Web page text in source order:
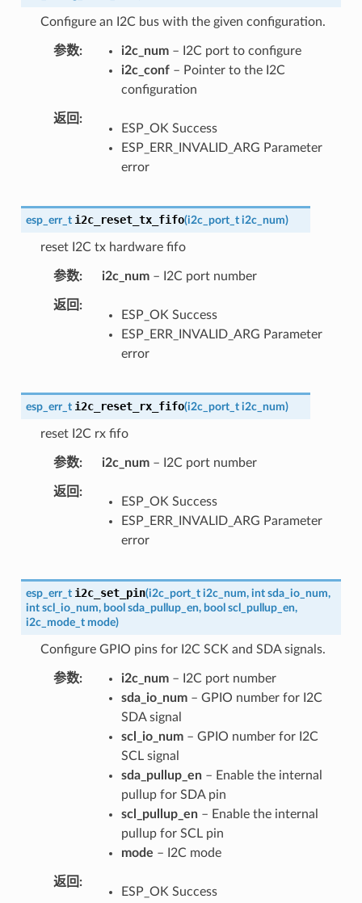
Configure an I2C bus with the given configuration.
参数 i2c_num– I2C port to configure
i2c_conf– Pointer to the I2C
configuration
返回
ESP_OK Success
ESP_ERR_INVALID_ARG Parameter
error
esp_err_t i2c_reset_tx_fifo(i2c_port_t i2c_num)
reset I2C tx hardware fifo
参数 i2c_num– I2C port number
返回
ESP_OK Success
ESP_ERR_INVALID_ARG Parameter
error
esp_err_t i2c_reset_rx_fifo(i2c_port_t i2c_num)
reset I2C rx fifo
参数 i2c_num– I2C port number
返回
ESP_OK Success
ESP_ERR_INVALID_ARG Parameter
error
esp_err_t i2c_set_pin(i2c_port_t i2c_num, int sda_io_num,
int scl_io_num, bool sda_pullup_en, bool scl_pullup_en,
i2c_mode_t mode)
Configure GPIO pins for I2C SCK and SDA signals.
参数 i2c_num– I2C port number
sda_io_num– GPIO number for I2C
SDA signal
scl_io_num– GPIO number for I2C
SCL signal
sda_pullup_en– Enable the internal
pullup for SDA pin
scl_pullup_en– Enable the internal
pullup for SCL pin
mode – I2C mode
返回
ESP_OK Success